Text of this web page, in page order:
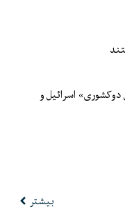
اسرائیل و
بیشتر